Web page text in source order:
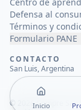
Inicio
Defensa al
Términos y
Formulario PANE
CONTACTO
San Luis, Argentina
© 2026Compre San